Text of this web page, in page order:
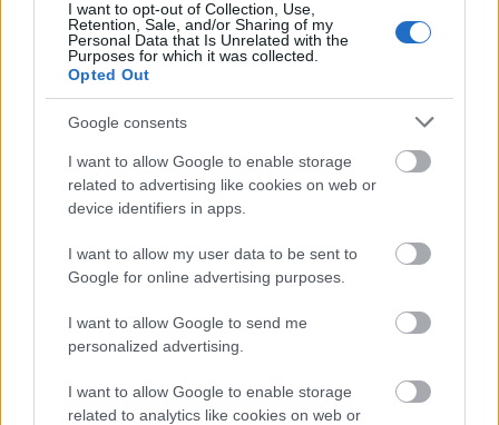
I want to opt-out of Collection, Use,
Retention, Sale, and/or Sharing of my
Personal Data that Is Unrelated with the
Purposes for which it was collected.
Opted Out
Google consents
I want to allow Google to enable storage
related to advertising like cookies on web or
device identifiers in apps.
I want to allow my user data to be sent to
Google for online advertising purposes.
I want to allow Google to send me
personalized advertising.
I want to allow Google to enable storage
related to analytics like cookies on web or
GELES
HERRAMIENTAS Y ACCESORIOS MANICURA /
PEDICURA
HIGIENE Y DESINFECCIÓN
LÍQUIDOS MANICURA / PEDICURA
MAQUILLAJE
UÑAS